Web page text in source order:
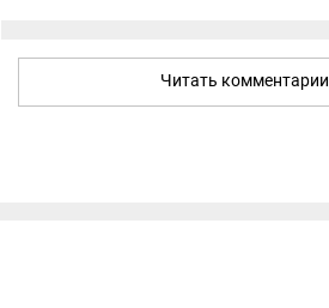
Читать комментарии